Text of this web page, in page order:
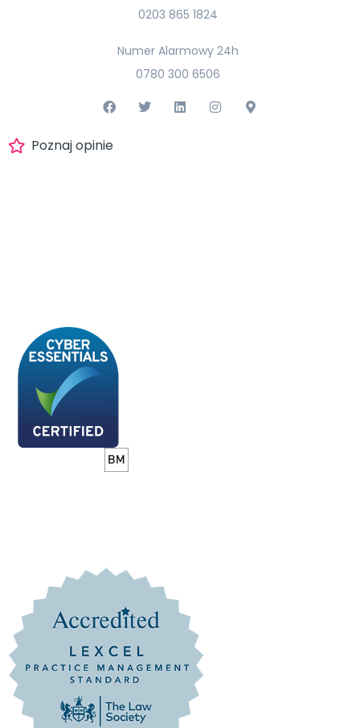
0203 865 1824
Numer Alarmowy 24h
0780 300 6506
Poznaj opinie